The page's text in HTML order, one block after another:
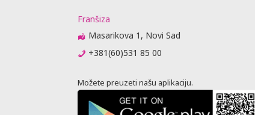
Franšiza
Masarikova 1, Novi Sad
+381(60)531 85 00
Možete preuzeti našu aplikaciju.